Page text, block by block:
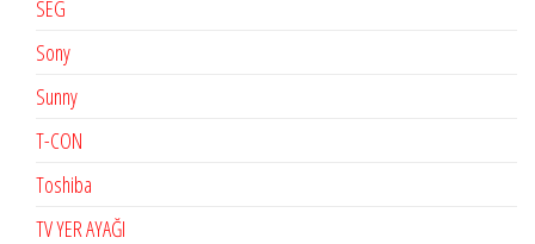
SEG
Sony
Sunny
T-CON
Toshiba
TV YER AYAĞI